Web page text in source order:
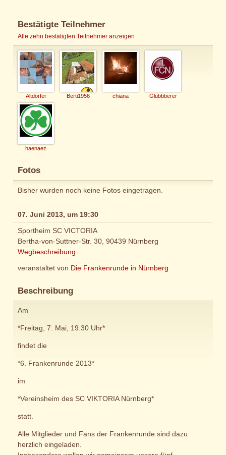
Bestätigte Teilnehmer
Alle zehn bestätigten Teilnehmer anzeigen
Altdorfer Berti1956 chiana Glubbberer
haenaez
Fotos
Bisher wurden noch keine Fotos eingetragen.
07. Juni 2013, um 19:30
Sportheim SC VICTORIA
Bertha-von-Suttner-Str. 30, 90439 Nürnberg
Wegbeschreibung
veranstaltet von Die Frankenrunde in Nürnberg
Beschreibung
Am
*Freitag, 7. Mai, 19.30 Uhr*
findet die
*6. Frankenrunde 2013*
im
*Vereinsheim des SC VIKTORIA Nürnberg*
statt.
Alle Mitglieder und Fans der Frankenrunde sind dazu
herzlich eingeladen.